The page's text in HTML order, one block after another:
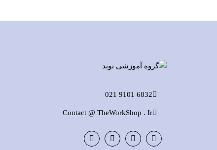
6832 9101 021
Contact @ TheWorkShop . Ir